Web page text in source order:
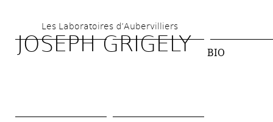
au
contenu
Les Laboratoires d’Aubervilliers
JOSEPH GRIGELY BIO